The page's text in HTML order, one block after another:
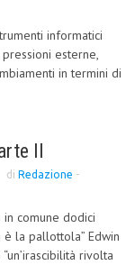
informatici
esterne,
in termini di
II
di Redazione -
in comune dodici
la pallottola” Edwin
rivolta